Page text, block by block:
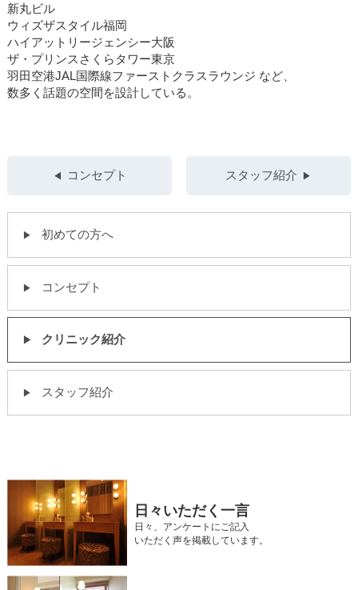
新丸ビル
ウィズザスタイル福岡
ハイアットリージェンシー大阪
ザ・プリンスさくらタワー東京
羽田空港JAL国際線ファーストクラスラウンジ など、
数多く話題の空間を設計している。
コンセプト スタッフ紹介
初めての方へ
コンセプト
クリニック紹介
スタッフ紹介
日々いただく一言
日々、アンケートにご記入
いただく声を掲載しています。